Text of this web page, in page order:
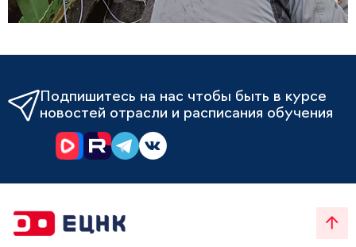
Подпишитесь на нас чтобы быть в курсе
новостей отрасли и расписания обучения